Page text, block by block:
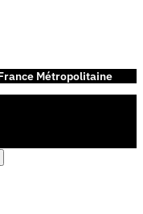
Métropolitaine